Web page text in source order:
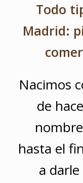
Todo
Madrid:
Nacimos
de
hasta el
a